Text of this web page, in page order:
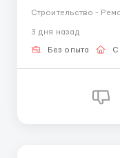
Відповідальність
Строительство -
3 дня назад
Без опыта С